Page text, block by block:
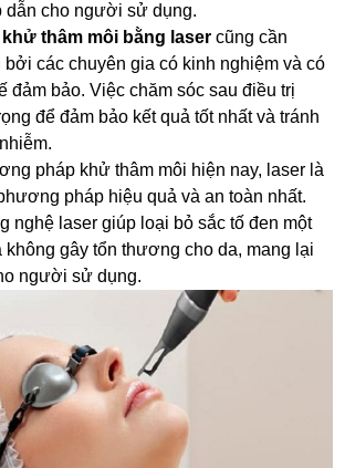
dẫn cho người sử dụng.
khử thâm môi bằng laser cũng cần
các chuyên gia có kinh nghiệm và có
đảm bảo. Việc chăm sóc sau điều trị
để đảm bảo kết quả tốt nhất và tránh
pháp khử thâm môi hiện nay, laser là
pháp hiệu quả và an toàn nhất.
nghệ laser giúp loại bỏ sắc tố đen một
không gây tổn thương cho da, mang lại
người sử dụng.